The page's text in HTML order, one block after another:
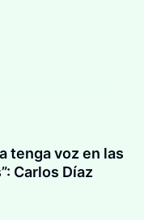
tenga voz en las
Carlos Díaz